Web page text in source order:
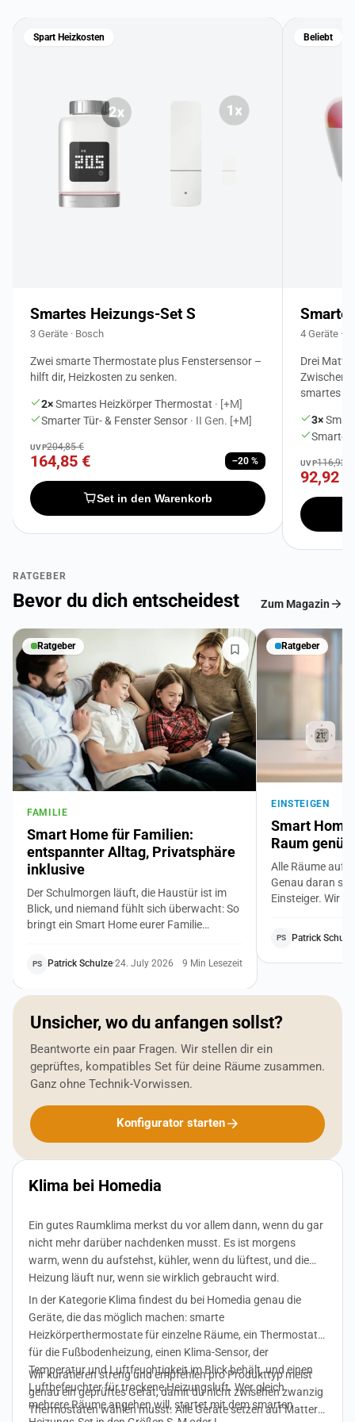
Spart Heizkosten
Smartes Heizungs-Set S
3 Geräte · Bosch
Zwei smarte Thermostate plus Fenstersensor –
hilft dir, Heizkosten zu senken.
2×Smartes Heizkörper Thermostat · [+M]
Smarter Tür- & Fenster Sensor · II Gen. [+M]
UVP204,85 €
164,85 € −20 %
Set in den Warenkorb
Beliebt
4 Geräte ·
Drei
smartes
3×
Smarter
UVP116,92 €
92,92 €
RATGEBER
Bevor du dich entscheidest Zum Magazin
Ratgeber
FAMILIE
Smart Home für Familien:
entspannter Alltag, Privatsphäre
inklusive
Der Schulmorgen läuft, die Haustür ist im
Blick, und niemand fühlt sich überwacht: So
bringt ein Smart Home eurer Familie
Nebenkosten. Mit klaren Regeln für die
Privatsphäre von Kindern und Großeltern.
PS Patrick Schulze·24. July 2026 9 Min Lesezeit
Ratgeber
EINSTEIGEN
Smart
Raum
Alle Räume auf
Genau daran
Einsteiger. Wir
Bedürfnis, ein
PS Patrick
Unsicher, wo du anfangen sollst?
Beantworte ein paar Fragen. Wir stellen dir ein
geprüftes, kompatibles Set für deine Räume zusammen.
Ganz ohne Technik-Vorwissen.
Konfigurator starten
Klima bei Homedia
Ein gutes Raumklima merkst du vor allem dann, wenn du gar
nicht mehr darüber nachdenken musst. Es ist morgens
warm, wenn du aufstehst, kühler, wenn du lüftest, und die
Heizung läuft nur, wenn sie wirklich gebraucht wird.
In der Kategorie Klima findest du bei Homedia genau die
Geräte, die das möglich machen: smarte
Heizkörperthermostate für einzelne Räume, ein Thermostat
für die Fußbodenheizung, einen Klima-Sensor, der
Temperatur und Luftfeuchtigkeit im Blick behält, und einen
Luftbefeuchter für trockene Heizungsluft. Wer gleich
mehrere Räume angehen will, startet mit dem smarten
Wir kuratieren streng und empfehlen pro Produkttyp meist
genau ein geprüftes Gerät, damit du nicht zwischen zwanzig
Thermostaten wählen musst. Alle Geräte setzen auf Matter